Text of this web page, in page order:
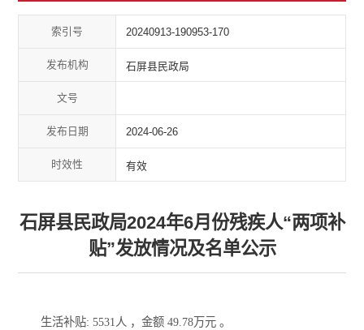
索引号 20240913-190953-170
发布机构 石屏县民政局
文号
发布日期 2024-06-26
时效性 有效
石屏县民政局2024年6月份残疾人“两项补
贴”发放情况及名单公示
生活补贴: 5531人 ，金额 49.78万元 。